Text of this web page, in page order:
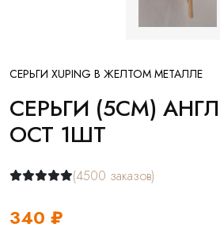
СЕРЬГИ XUPING В ЖЕЛТОМ МЕТАЛЛЕ
СЕРЬГИ (5СМ)
ОСТ 1ШТ
(4500 заказов)
340 ₽